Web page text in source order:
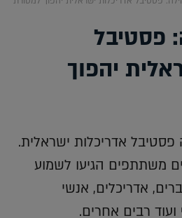
פסטיבל
יהפוך
אדריכלות ישראלית.
משתתפים הגיעו לשמוע
אדריכלים, אנשי
רבים אחרים.